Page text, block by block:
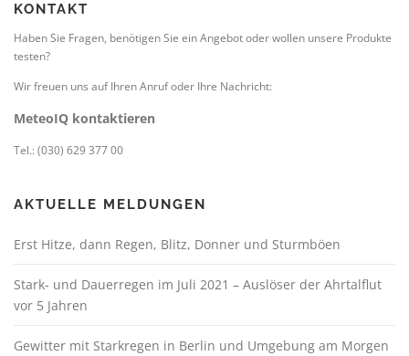
KONTAKT
Haben Sie Fragen, benötigen Sie ein Angebot oder wollen unsere Produkte
testen?
Wir freuen uns auf Ihren Anruf oder Ihre Nachricht:
MeteoIQ kontaktieren
Tel.: (030) 629 377 00
AKTUELLE MELDUNGEN
Erst Hitze, dann Regen, Blitz, Donner und Sturmböen
Stark- und Dauerregen im Juli 2021 – Auslöser der Ahrtalflut
vor 5 Jahren
Gewitter mit Starkregen in Berlin und Umgebung am Morgen